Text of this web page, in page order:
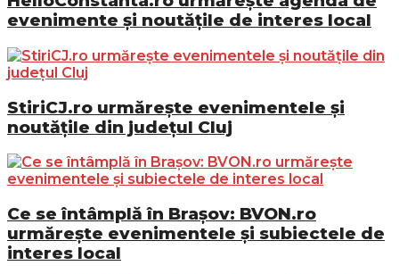
evenimente și noutățile de interes local
StiriCJ.ro urmărește evenimentele și
noutățile din județul Cluj
Ce se întâmplă în Brașov: BVON.ro
urmărește evenimentele și subiectele de
interes local